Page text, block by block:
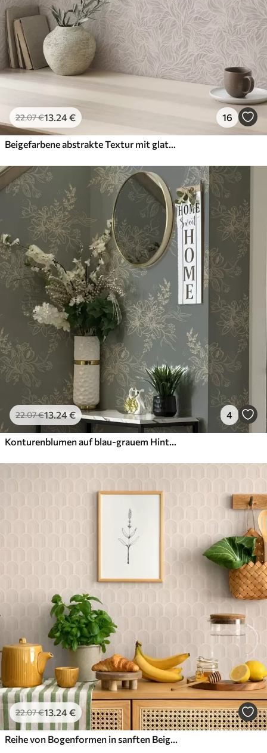
22.07€13.24€ 16
Beigefarbene abstrakte Textur mit glatten Linien von Blättern
22.07€13.24€ 4
Konturenblumen auf blau-grauem Hintergrund, elegantes botanisches Muster
22.07€13.24€
Reihe von Bogenformen in sanften Beigestreifen, Retro-Stimmung